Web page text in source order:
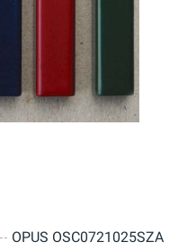
OPUS OSC0721025SZA